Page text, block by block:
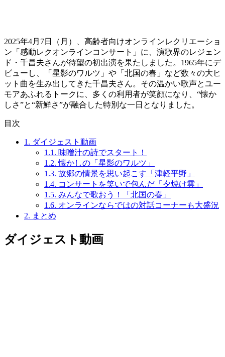
2025年4月7日（月）、高齢者向けオンラインレクリエーショ
ン「感動レクオンラインコンサート」に、演歌界のレジェン
ド・千昌夫さんが待望の初出演を果たしました。1965年にデ
ビューし、「星影のワルツ」や「北国の春」など数々の大ヒ
ット曲を生み出してきた千昌夫さん。その温かい歌声とユー
モアあふれるトークに、多くの利用者が笑顔になり、“懐か
しさ”と“新鮮さ”が融合した特別な一日となりました。
目次
1. ダイジェスト動画
1.1. 味噌汁の詩でスタート！
1.2. 懐かしの「星影のワルツ」
1.3. 故郷の情景を思い起こす「津軽平野」
1.4. コンサートを笑いで包んだ「夕焼け雲」
1.5. みんなで歌おう！「北国の春」
1.6. オンラインならではの対話コーナーも大盛況
2. まとめ
ダイジェスト動画